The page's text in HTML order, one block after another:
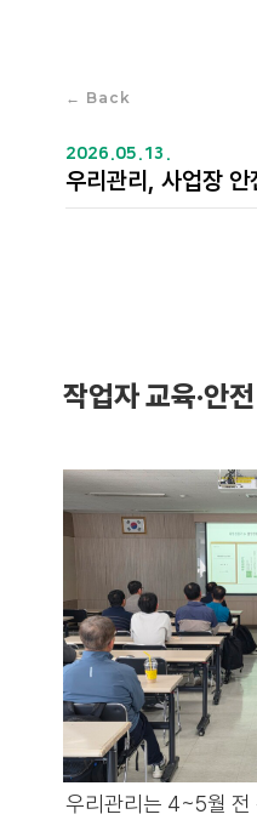
← Back
2026.05.13.
우리관리, 사업장
작업자 교육·안
우리관리는 4~5월 전